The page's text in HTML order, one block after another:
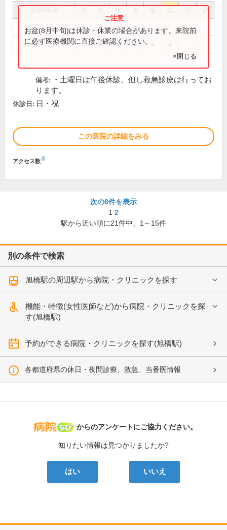
祝
9:00～12:30 ● ● ● ●
14:00～17:30 ● ● ● ●
お盆(8月中旬)は休診・休業の場合があります。来院前
に必ず医療機関に直接ご確認ください。
×閉じる
備考:
・土曜日は午後休診。但し救急診療は行ってお
ります。
休診日: 日・祝
この医院の詳細をみる
アクセス数※
次の6件を表示
1 2
駅から近い順に21件中、 1～15件
別の条件で検索
旭橋駅の周辺駅から病院・クリニックを探す
機能・特徴(女性医師など)から病院・クリニックを探
す(旭橋駅)
予約ができる病院・クリニックを探す(旭橋駅)
各都道府県の休日・夜間診療、救急、当番医情報
病院なび
からのアンケートにご協力ください。
知りたい情報は見つかりましたか?
はい いいえ